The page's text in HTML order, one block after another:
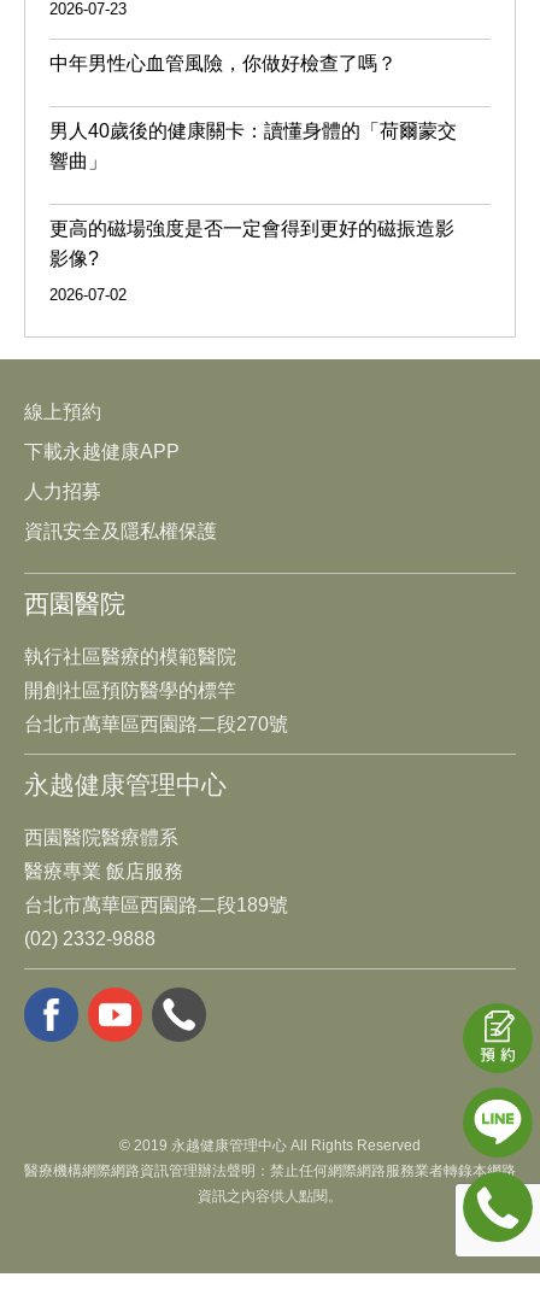
2026-07-23
中年男性心血管風險，你做好檢查了嗎？
男人40歲後的健康關卡：讀懂身體的「荷爾蒙交
響曲」
更高的磁場強度是否一定會得到更好的磁振造影
影像?
2026-07-02
線上預約
下載永越健康APP
人力招募
資訊安全及隱私權保護
西園醫院
執行社區醫療的模範醫院
開創社區預防醫學的標竿
台北市萬華區西園路二段270號
永越健康管理中心
西園醫院醫療體系
醫療專業 飯店服務
台北市萬華區西園路二段189號
(02) 2332-9888
© 2019 永越健康管理中心 All Rights Reserved
醫療機構網際網路資訊管理辦法聲明：禁止任何網際網路服務業者轉錄本網路
資訊之內容供人點閱。